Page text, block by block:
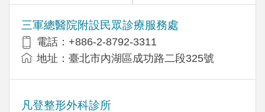
三軍總醫院附設民眾診療服務處
電話：+886-2-8792-3311
地址：臺北市內湖區成功路二段325號
凡登整形外科診所